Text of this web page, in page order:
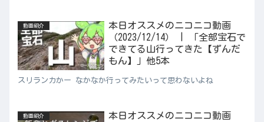
動画紹介
本日オススメのニコニコ動画
（2023/12/14） | 「全部宝石で
できてる山行ってきた【ずんだ
もん】」他5本
スリランカかー なかなか行ってみたいって思わないよね
動画紹介
本日オススメのニコニコ動画